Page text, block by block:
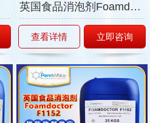
英国食品消泡剂Foamdoctor®F695
查看详情 立即咨询